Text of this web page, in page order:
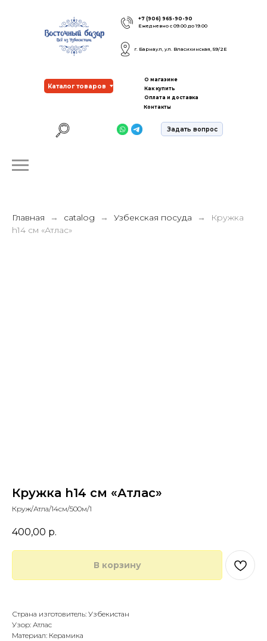
+7 (906) 965-90-90
Ежедневно с 09.00 до 19.00
г. Барнаул, ул. Власихинская, 59/2Е
Каталог товаров
Задать вопрос
О магазине
Как купить
Оплата и доставка
Контакты
Главная catalog Узбекская посуда
Кружка
h14 см «Атлас»
Кружка h14 см «Атлас»
Круж/Атла/14см/500м/1
400,00 р.
В корзину
Страна изготовитель: Узбекистан
Узор: Атлас
Материал: Керамика